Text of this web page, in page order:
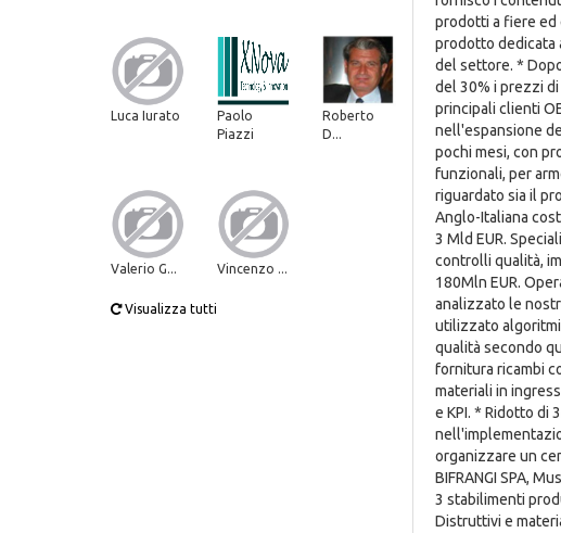
Luca Iurato
Paolo
Piazzi
Roberto
D...
Valerio G... Vincenzo ...
Visualizza tutti
prodotti a fiere ed
prodotto dedicata
del settore. *
del 30% i prezzi
principali clienti
nell'espansione
pochi mesi, con
funzionali, per
riguardato sia il
Anglo-Italiana
3 Mld EUR.
controlli qualità,
180Mln EUR.
analizzato le
utilizzato
qualità secondo
fornitura ricambi
materiali in
e KPI. * Ridotto di
organizzare un
BIFRANGI SPA,
3 stabilimenti
Distruttivi e